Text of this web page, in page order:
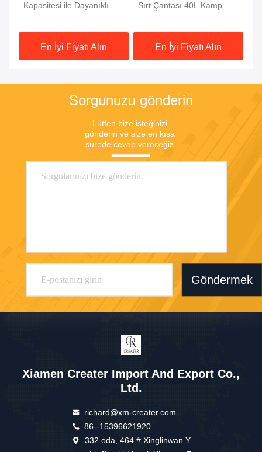
Sırt Çantası 40L Kamp
İçin Suya Dayanıklı
En İyi Fiyatı Alın
Kapasiteli Hafif Yürüyüş
En İyi Fiyatı Alın
Sorgunuzu gönderin
Lütfen bize isteğinizi
gönderin ve size en kısa
sürede cevap vereceğiz.
Göndermek
Xiamen Creater Import And Export Co.,
Ltd.
richard@xm-creater.com
86--15396621920
332 oda, 464 # Xinglinwan Y